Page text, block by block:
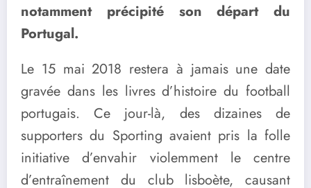
notamment précipité son départ du
Portugal.
Le 15 mai 2018 restera à jamais une date
gravée dans les livres d’histoire du football
portugais. Ce jour-là, des dizaines de
supporters du Sporting avaient pris la folle
initiative d’envahir violemment le centre
d’entraînement du club lisboète, causant